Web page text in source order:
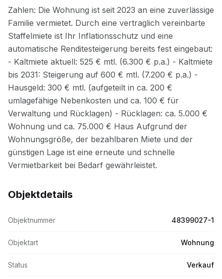
Objektdetails
Objektnummer 48399027-1
Objektart Wohnung
Status Verkauf